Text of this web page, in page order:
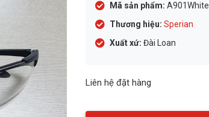
Mã sản phẩm: A901White
Thương hiệu: Sperian
Xuất xứ: Đài Loan
Liên hệ đặt hàng